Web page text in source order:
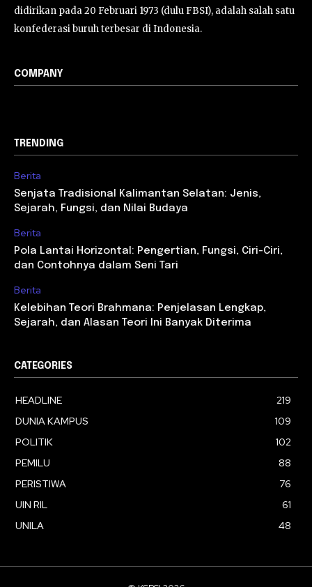
didirikan pada 20 Februari 1973 (dulu FBSI), adalah salah satu
konfederasi buruh terbesar di Indonesia.
COMPANY
TRENDING
Berita
Senjata Tradisional Kalimantan Selatan: Jenis,
Sejarah, Fungsi, dan Nilai Budaya
Berita
Pola Lantai Horizontal: Pengertian, Fungsi, Ciri-Ciri,
dan Contohnya dalam Seni Tari
Berita
Kelebihan Teori Brahmana: Penjelasan Lengkap,
Sejarah, dan Alasan Teori Ini Banyak Diterima
CATEGORIES
HEADLINE
219
DUNIA KAMPUS
109
POLITIK
102
PEMILU
88
PERISTIWA
76
UIN RIL
61
UNILA
48